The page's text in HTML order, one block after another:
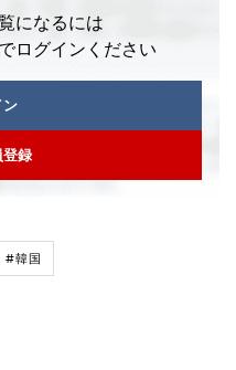
になるには
ログインください
ン
登録
#韓国